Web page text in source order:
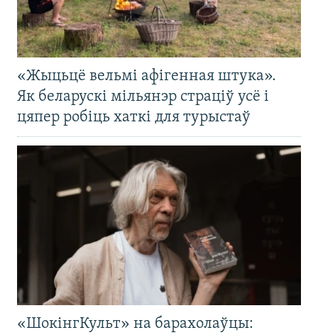
«Жыцьцё вельмі афігенная штука».
Як беларускі мільянэр страціў усё і
цяпер робіць хаткі для турыстаў
«ШокінгКульт» на барахолаўцы: